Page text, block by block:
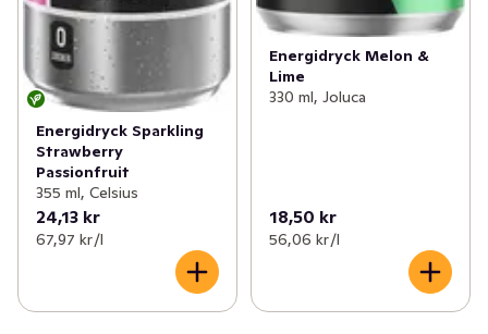
Energidryck Sparkling
Strawberry
Passionfruit
355 ml, Celsius
24,13 kr
67,97 kr /l
Energidryck Melon &
Lime
330 ml, Joluca
18,50 kr
56,06 kr /l